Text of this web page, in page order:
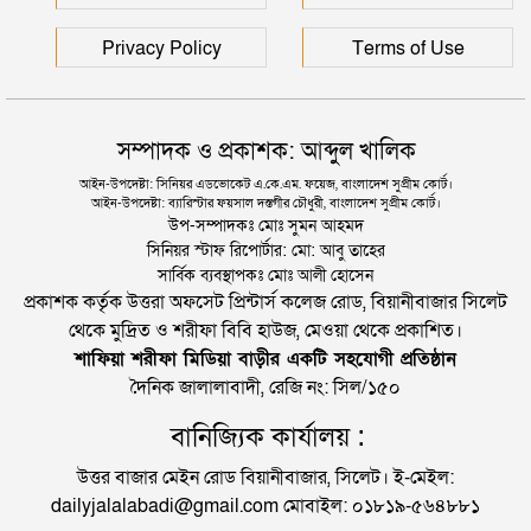
Privacy Policy Terms of Use
সম্পাদক ও প্রকাশক: আব্দুল খালিক
আইন-উপদেষ্টা: সিনিয়র এডভোকেট এ.কে.এম. ফয়েজ, বাংলাদেশ সুপ্রীম কোর্ট।
আইন-উপদেষ্টা: ব্যারিস্টার ফয়সাল দস্তগীর চৌধুরী, বাংলাদেশ সুপ্রীম কোর্ট।
উপ-সম্পাদকঃ মোঃ সুমন আহমদ
সিনিয়র স্টাফ রিপোর্টার: মো: আবু তাহের
সার্বিক ব্যবস্থাপকঃ মোঃ আলী হোসেন
প্রকাশক কর্তৃক উত্তরা অফসেট প্রিন্টার্স কলেজ রোড, বিয়ানীবাজার সিলেট
থেকে মুদ্রিত ও শরীফা বিবি হাউজ, মেওয়া থেকে প্রকাশিত।
শাফিয়া শরীফা মিডিয়া বাড়ীর একটি সহযোগী প্রতিষ্ঠান
দৈনিক জালালাবাদী, রেজি নং: সিল/১৫০
বানিজ্যিক কার্যালয় :
উত্তর বাজার মেইন রোড বিয়ানীবাজার, সিলেট। ই-মেইল:
dailyjalalabadi@gmail.com মোবাইল: ০১৮১৯-৫৬৪৮৮১